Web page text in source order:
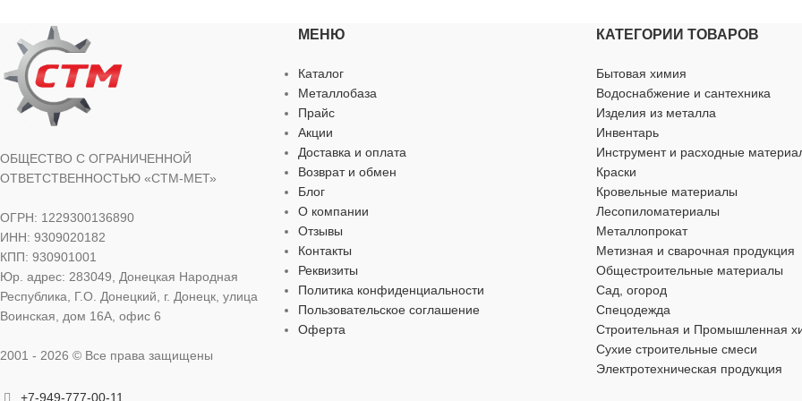
для строительства
бытовых нужд
МАТЕРИАЛ
ДЛИНА 105 см
ОСОБЕННОСТИ
для строительного мусора
для хозяйственно-бытовых нужд
МАТЕРИАЛ
ДЛИНА
ШИРИНА
ШИРИНА 150 мм
ОСОБЕННОСТИ
ПЛОТНОСТЬ
ОБЩЕСТВО С ОГРАНИЧЕННОЙ
ОТВЕТСТВЕННОСТЬЮ «СТМ-МЕТ»
ОГРН: 1229300136890
ИНН: 9309020182
КПП: 930901001
Юр. адрес: 283049, Донецкая Народная
Республика, Г.О. Донецкий, г. Донецк, улица
Воинская, дом 16А, офис 6
2001 - 2026 © Все права защищены
+7-949-777-00-11
МЕНЮ
Каталог
Металлобаза
Прайс
Акции
Доставка и оплата
Возврат и обмен
Блог
О компании
Отзывы
Контакты
Реквизиты
Политика конфиденциальности
Пользовательское соглашение
Оферта
КАТЕГОРИИ ТОВАРОВ
Бытовая химия
Водоснабжение и сантехника
Изделия из металла
Инвентарь
Инструмент и расходные
Краски
Кровельные материалы
Лесопиломатериалы
Металлопрокат
Метизная и сварочная продукция
Общестроительные материалы
Сад, огород
Спецодежда
Строительная и Промышленная
Сухие строительные смеси
Электротехническая продукция